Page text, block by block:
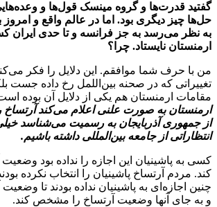
گفتید قدرت‌ها و گروه مینسک قول‌ها و وعده‌هایی
حل‌ها چیز دیگری بود. اما در عالم واقع و امروز
به نظر می‌رسد به جز فرانسه و تا حدی
ارمنستان نایستاد. چرا؟
من با حرف شما موافقم. این دلایل را فکر می‌کنم
تغییراتی که در صحنه بین‌اللمل رخ داده جست
مقامات ارمنستان هم یکی از دلایل آن بوده
ارمنستان به صورت علنی اعلام می‌کند آرتساخ
از جمهوری آذربایجان به رسمیت می‌شناسد
انتظاراتی از جامعه بین‌المللی داشته باشیم.
کسی به پاشینیان این اجازه را نداده بود
کند. مردم آرتساخ پاشینیان را انتخاب نکرده
چنین اجازه‌ای به پاشینیان نداده بودند تا
و به جای آنها وضعیت آرتساخ را مشخص کند.